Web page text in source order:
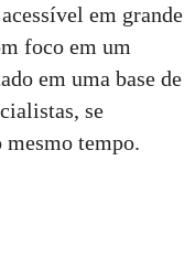
em grande
foco em um
em uma base de
se
mesmo tempo.